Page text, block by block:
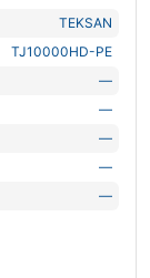
TEKSAN
TJ10000HD-PE
—
—
—
—
—